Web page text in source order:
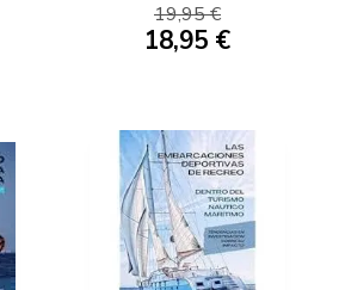
19,95 €
18,95 €